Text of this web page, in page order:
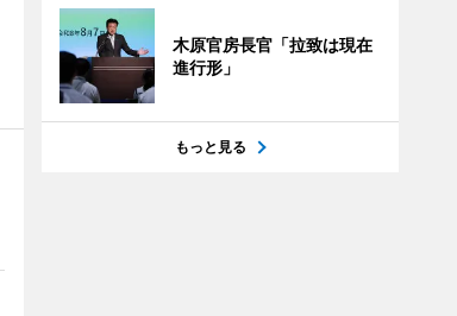
木原官房長官「拉致は現在
進行形」
もっと見る